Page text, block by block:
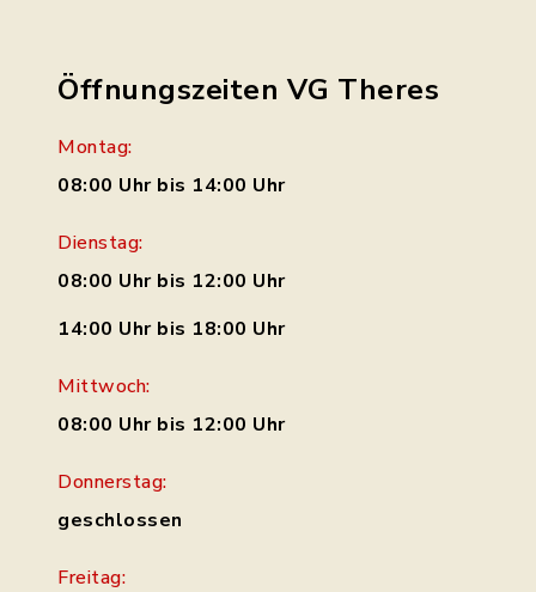
Öffnungszeiten VG Theres
Montag:
08:00 Uhr bis 14:00 Uhr
Dienstag:
08:00 Uhr bis 12:00 Uhr
14:00 Uhr bis 18:00 Uhr
Mittwoch:
08:00 Uhr bis 12:00 Uhr
Donnerstag:
geschlossen
Freitag: